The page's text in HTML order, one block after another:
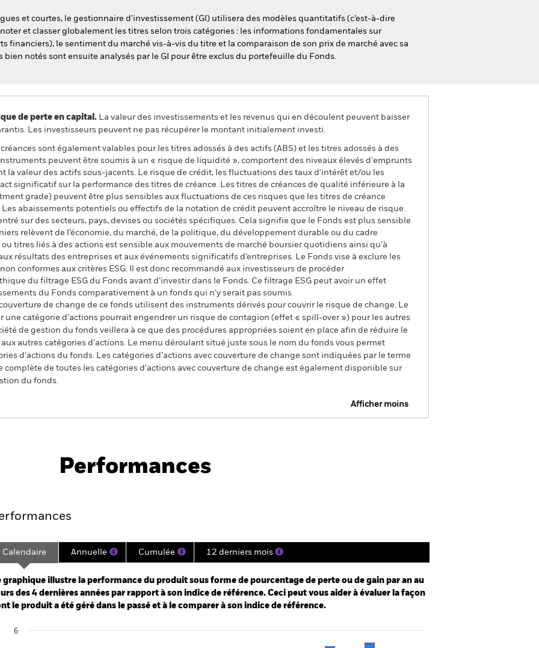
et courtes, le gestionnaire d’investissement (GI) utilisera des modèles quantitatifs (c’est-à-dire
et classer globalement les titres selon trois catégories : les informations fondamentales sur
financiers), le sentiment du marché vis-à-vis du titre et la comparaison de son prix de marché avec sa
notés sont ensuite analysés par le GI pour être exclus du portefeuille du Fonds.
de perte en capital. La valeur des investissements et les revenus qui en découlent peuvent baisser
Les investisseurs peuvent ne pas récupérer le montant initialement investi.
sont également valables pour les titres adossés à des actifs (ABS) et les titres adossés à des
peuvent être soumis à un « risque de liquidité », comportent des niveaux élevés d'emprunts
la valeur des actifs sous-jacents. Le risque de crédit, les fluctuations des taux d'intérêt et/ou les
significatif sur la performance des titres de créance. Les titres de créances de qualité inférieure à la
grade) peuvent être plus sensibles aux fluctuations de ces risques que les titres de créance
abaissements potentiels ou effectifs de la notation de crédit peuvent accroître le niveau de risque.
sur des secteurs, pays, devises ou sociétés spécifiques. Cela signifie que le Fonds est plus sensible
relèvent de l’économie, du marché, de la politique, du développement durable ou du cadre
titres liés à des actions est sensible aux mouvements de marché boursier quotidiens ainsi qu’à
résultats des entreprises et aux événements significatifs d’entreprises. Le Fonds vise à exclure les
conformes aux critères ESG. Il est donc recommandé aux investisseurs de procéder
du filtrage ESG du Fonds avant d’investir dans le Fonds. Ce filtrage ESG peut avoir un effet
du Fonds comparativement à un fonds qui n'y serait pas soumis.
couverture de change de ce fonds utilisent des instruments dérivés pour couvrir le risque de change. Le
une catégorie d’actions pourrait engendrer un risque de contagion (effet « spill-over ») pour les autres
de gestion du fonds veillera à ce que des procédures appropriées soient en place afin de réduire le
autres catégories d’actions. Le menu déroulant situé juste sous le nom du fonds vous permet
d’actions du fonds. Les catégories d’actions avec couverture de change sont indiquées par le terme
de toutes les catégories d'actions avec couverture de change est également disponible sur
du fonds.
Afficher moins
Performances
2021-05-31 00:00:00 to 2026-07-31 00:00:00.
-8 to 16.
Calendaire Annuelle Cumulée 12 derniers mois
graphique illustre la performance du produit sous forme de pourcentage de perte ou de gain par an au
des 4 dernières années par rapport à son indice de référence. Ceci peut vous aider à évaluer la façon
le produit a été géré dans le passé et à le comparer à son indice de référence.
chart with 2 data series.
6